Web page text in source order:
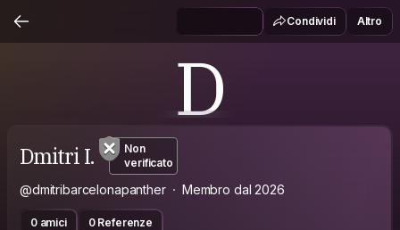
Condividi Altro
D
Dmitri I.
Non
verificato
@dmitribarcelonapanther Membro dal 2026
0 amici 0 Referenze